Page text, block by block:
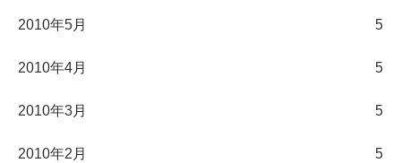
2010年5月 5
2010年4月 5
2010年3月 5
2010年2月 5